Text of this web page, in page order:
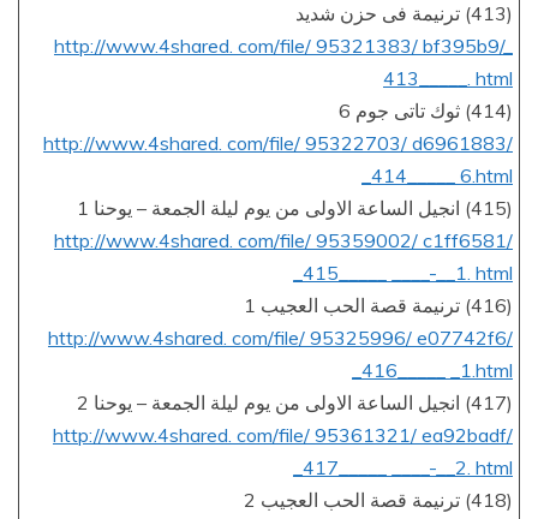
(413) ترنيمة فى حزن شديد
http://www.4shared. com/file/ 95321383/ bf395b9/_
413_____. html
(414) ثوك تاتى جوم 6
http://www.4shared. com/file/ 95322703/ d6961883/
_414_____ 6.html
(415) انجيل الساعة الاولى من يوم ليلة الجمعة – يوحنا 1
http://www.4shared. com/file/ 95359002/ c1ff6581/
_415_____ ____-__1. html
(416) ترنيمة قصة الحب العجيب 1
http://www.4shared. com/file/ 95325996/ e07742f6/
_416_____ _1.html
(417) انجيل الساعة الاولى من يوم ليلة الجمعة – يوحنا 2
http://www.4shared. com/file/ 95361321/ ea92badf/
_417_____ ____-__2. html
(418) ترنيمة قصة الحب العجيب 2